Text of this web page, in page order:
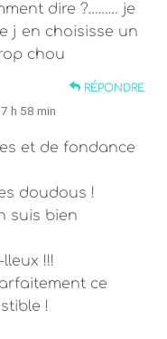
dire ?……… je
j en choisisse un
chou
RÉPONDRE
h 58 min
et de fondance
doudous !
suis bien
!!!
ce
!